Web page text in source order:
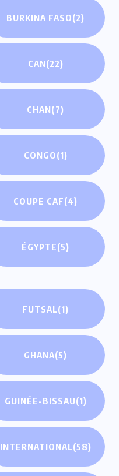
BURKINA FASO(2)
CAN(22)
CHAN(7)
CONGO(1)
COUPE CAF(4)
ÉGYPTE(5)
FUTSAL(1)
GHANA(5)
GUINÉE-BISSAU(1)
INTERNATIONAL(58)